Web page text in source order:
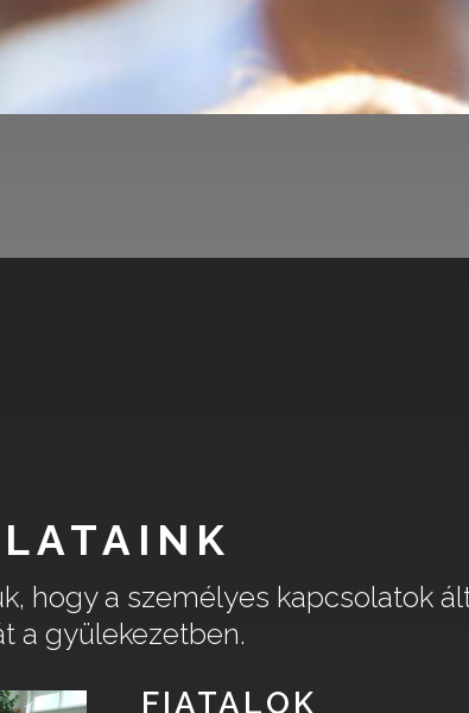
hogy a személyes kapcsolatok
a gyülekezetben.
FIATALOK